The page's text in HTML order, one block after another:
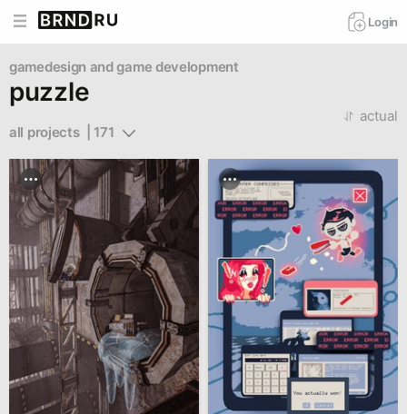
Login
gamedesign and game development
puzzle
all projects  | 171
actual